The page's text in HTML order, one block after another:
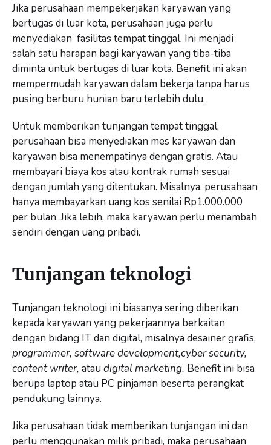
Jika perusahaan mempekerjakan karyawan yang
bertugas di luar kota, perusahaan juga perlu
menyediakan fasilitas tempat tinggal. Ini menjadi
salah satu harapan bagi karyawan yang tiba-tiba
diminta untuk bertugas di luar kota. Benefit ini akan
mempermudah karyawan dalam bekerja tanpa harus
pusing berburu hunian baru terlebih dulu.
Untuk memberikan tunjangan tempat tinggal,
perusahaan bisa menyediakan mes karyawan dan
karyawan bisa menempatinya dengan gratis. Atau
membayari biaya kos atau kontrak rumah sesuai
dengan jumlah yang ditentukan. Misalnya, perusahaan
hanya membayarkan uang kos senilai Rp1.000.000
per bulan. Jika lebih, maka karyawan perlu menambah
sendiri dengan uang pribadi.
Tunjangan teknologi
Tunjangan teknologi ini biasanya sering diberikan
kepada karyawan yang pekerjaannya berkaitan
dengan bidang IT dan digital, misalnya desainer grafis,
programmer, software development,cyber security,
content writer, atau digital marketing. Benefit ini bisa
berupa laptop atau PC pinjaman beserta perangkat
pendukung lainnya.
Jika perusahaan tidak memberikan tunjangan ini dan
perlu menggunakan milik pribadi, maka perusahaan